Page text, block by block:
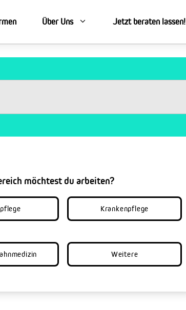
Über Uns Jetzt beraten lassen!
möchtest du arbeiten?
Krankenpflege
Weitere